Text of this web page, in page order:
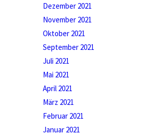
Dezember 2021
November 2021
Oktober 2021
September 2021
Juli 2021
Mai 2021
April 2021
März 2021
Februar 2021
Januar 2021